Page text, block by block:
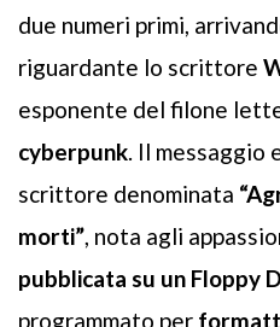
due numeri primi,
riguardante lo scrittore
esponente del filone
cyberpunk . Il
scrittore denominata
morti” , nota agli
pubblicata su un Floppy
programmato per